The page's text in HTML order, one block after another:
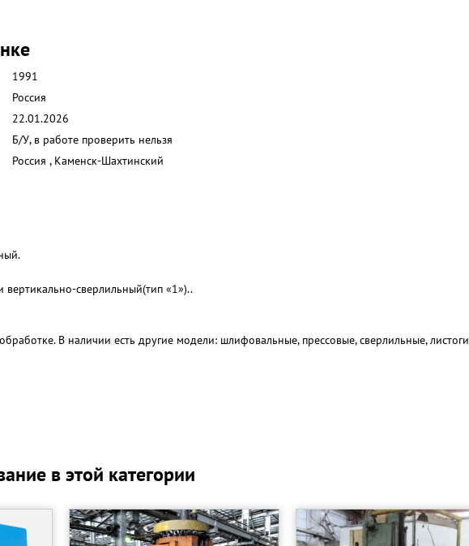
1991
Россия
22.01.2026
Б/У, в работе проверить нельзя
Россия , Каменск-Шахтинский
вертикально-сверлильный(тип «1»)..
В наличии есть другие модели: шлифовальные, прессовые, сверлильные,
в этой категории